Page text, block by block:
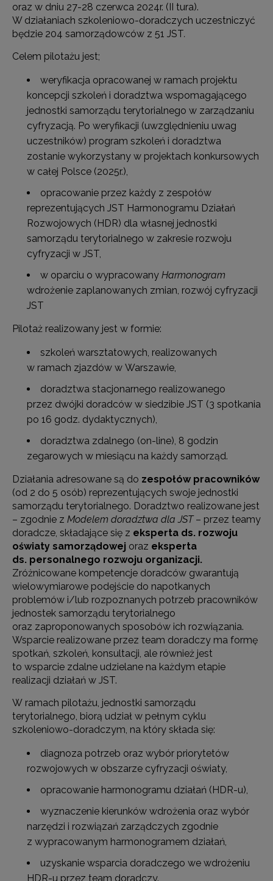
oraz w dniu 27-28 czerwca 2024r. (II tura).
W działaniach szkoleniowo-doradczych uczestniczyć
będzie 204 samorządowców z 51 JST.
Celem pilotażu jest;
weryfikacja opracowanej w ramach projektu
koncepcji szkoleń i doradztwa wspomagającego
jednostki samorządu terytorialnego w zarządzaniu
cyfryzacją. Po weryfikacji (uwzględnieniu uwag
uczestników) program szkoleń i doradztwa
zostanie wykorzystany w projektach konkursowych
w całej Polsce (2025r.),
opracowanie przez każdy z zespołów
reprezentujących JST Harmonogramu Działań
Rozwojowych (HDR) dla własnej jednostki
samorządu terytorialnego w zakresie rozwoju
cyfryzacji w JST,
w oparciu o wypracowany Harmonogram
wdrożenie zaplanowanych zmian, rozwój cyfryzacji
JST
Pilotaż realizowany jest w formie:
szkoleń warsztatowych, realizowanych
w ramach zjazdów w Warszawie,
doradztwa stacjonarnego realizowanego
przez dwójki doradców w siedzibie JST (3 spotkania
po 16 godz. dydaktycznych),
doradztwa zdalnego (on-line), 8 godzin
zegarowych w miesiącu na każdy samorząd.
Działania adresowane są do zespołów pracowników
(od 2 do 5 osób) reprezentujących swoje jednostki
samorządu terytorialnego. Doradztwo realizowane jest
– zgodnie z Modelem doradztwa dla JST– przez teamy
doradcze, składające się z eksperta ds. rozwoju
oświaty samorządowej oraz eksperta
ds. personalnego rozwoju organizacji.
Zróżnicowane kompetencje doradców gwarantują
wielowymiarowe podejście do napotkanych
problemów i/lub rozpoznanych potrzeb pracowników
jednostek samorządu terytorialnego
oraz zaproponowanych sposobów ich rozwiązania.
Wsparcie realizowane przez team doradczy ma formę
spotkań, szkoleń, konsultacji, ale również jest
to wsparcie zdalne udzielane na każdym etapie
realizacji działań w JST.
W ramach pilotażu, jednostki samorządu
terytorialnego, biorą udział w pełnym cyklu
szkoleniowo-doradczym, na który składa się:
diagnoza potrzeb oraz wybór priorytetów
rozwojowych w obszarze cyfryzacji oświaty,
opracowanie harmonogramu działań (HDR-u),
wyznaczenie kierunków wdrożenia oraz wybór
narzędzi i rozwiązań zarządczych zgodnie
z wypracowanym harmonogramem działań,
uzyskanie wsparcia doradczego we wdrożeniu
HDR-u przez team doradczy.